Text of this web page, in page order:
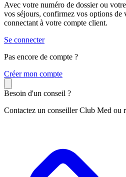
Avec votre numéro de dossier ou
vos séjours, confirmez vos options de
connectant à votre compte client.
Se connecter
Pas encore de compte ?
Créer mon compte
Besoin d'un conseil ?
Contactez un conseiller Club Med ou